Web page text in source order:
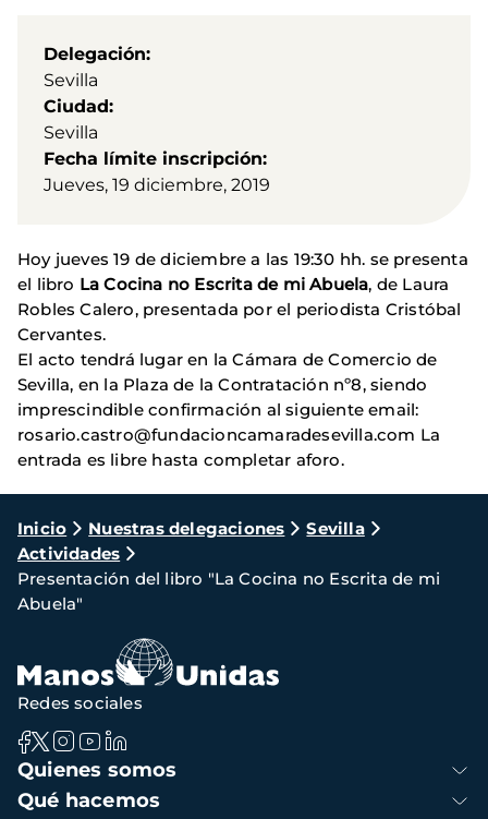
Delegación
Sevilla
Ciudad
Sevilla
Fecha límite inscripción
Jueves, 19 diciembre, 2019
Hoy jueves 19 de diciembre a las 19:30 hh. se presenta
el libro La Cocina no Escrita de mi Abuela, de Laura
Robles Calero, presentada por el periodista Cristóbal
Cervantes.
El acto tendrá lugar en la Cámara de Comercio de
Sevilla, en la Plaza de la Contratación nº8, siendo
imprescindible confirmación al siguiente email:
rosario.castro@fundacioncamaradesevilla.com La
entrada es libre hasta completar aforo.
Ruta
de
navegación
Inicio Nuestras delegaciones
Sevilla
Actividades
Presentación del libro "La Cocina no Escrita de mi
Abuela"
Navegación
principal
Quienes somos
Qué hacemos
Redes sociales